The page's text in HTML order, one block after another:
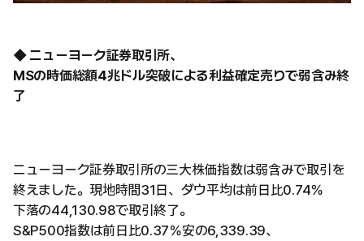
◆ ニューヨーク証券取引所、
MSの時価総額4兆ドル突破による利益確定売りで弱含み終
了
ニューヨーク証券取引所の三大株価指数は弱含みで取引を
終えました。現地時間31日、ダウ平均は前日比0.74％
下落の44,130.98で取引終了。
S&P500指数は前日比0.37％安の6,339.39、